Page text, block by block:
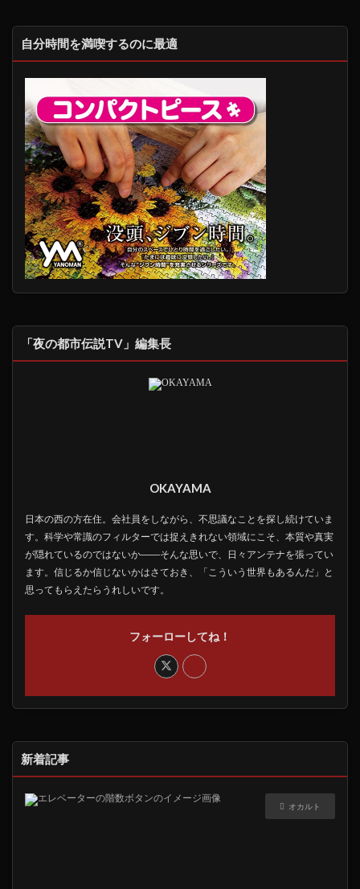
自分時間を満喫するのに最適
「夜の都市伝説TV」編集長
OKAYAMA
日本の西の方在住。会社員をしながら、不思議なことを探し続けていま
す。科学や常識のフィルターでは捉えきれない領域にこそ、本質や真実
が隠れているのではないか――そんな思いで、日々アンテナを張ってい
ます。信じるか信じないかはさておき、「こういう世界もあるんだ」と
思ってもらえたらうれしいです。
フォーローしてね！
新着記事
オカルト